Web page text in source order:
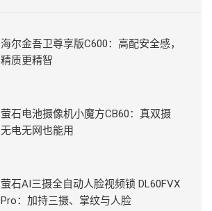
海尔金吾卫尊享版C600：高配安全感，
精质更精智
萤石电池摄像机小魔方CB60：真双摄
无电无网也能用
萤石AI三摄全自动人脸视频锁 DL60FVX
Pro：加持三摄、掌纹与人脸